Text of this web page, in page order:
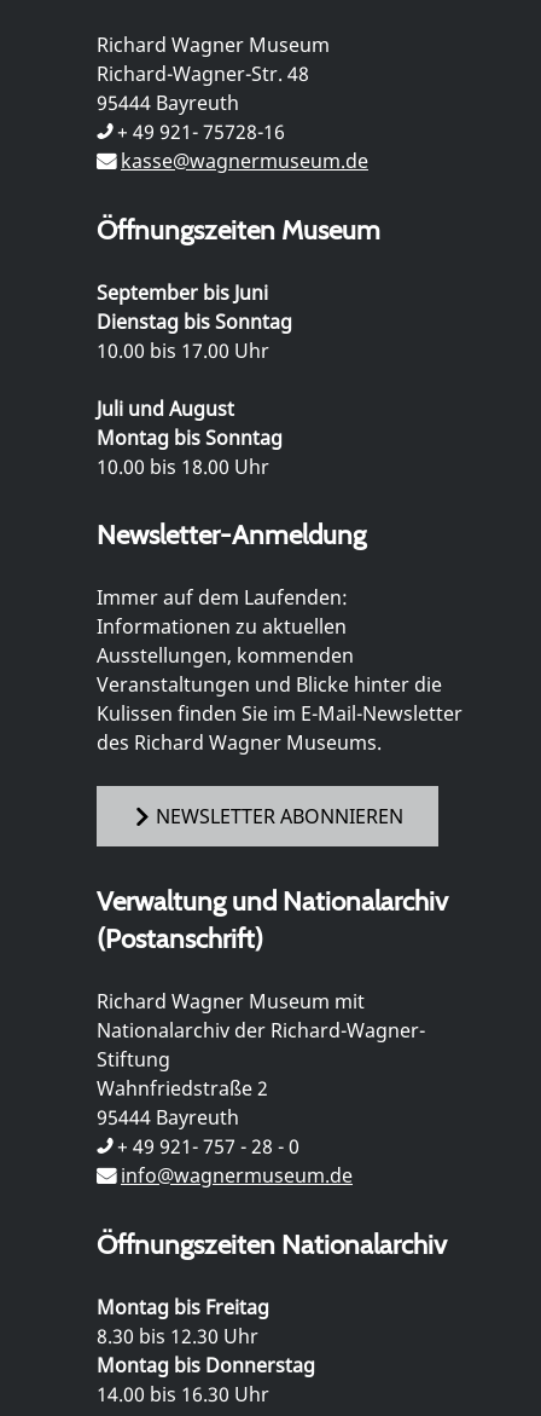
Richard Wagner Museum
Richard-Wagner-Str. 48
95444 Bayreuth
+ 49 921- 75728-16
kasse@wagnermuseum.de
Öffnungszeiten Museum
September bis Juni
Dienstag bis Sonntag
10.00 bis 17.00 Uhr
Juli und August
Montag bis Sonntag
10.00 bis 18.00 Uhr
Newsletter-Anmeldung
Immer auf dem Laufenden:
Informationen zu aktuellen
Ausstellungen, kommenden
Veranstaltungen und Blicke hinter die
Kulissen finden Sie im E-Mail-Newsletter
des Richard Wagner Museums.
NEWSLETTER ABONNIEREN
Verwaltung und Nationalarchiv
(Postanschrift)
Richard Wagner Museum mit
Nationalarchiv der Richard-Wagner-
Stiftung
Wahnfriedstraße 2
95444 Bayreuth
+ 49 921- 757 - 28 - 0
info@wagnermuseum.de
Öffnungszeiten Nationalarchiv
Montag bis Freitag
8.30 bis 12.30 Uhr
Montag bis Donnerstag
14.00 bis 16.30 Uhr